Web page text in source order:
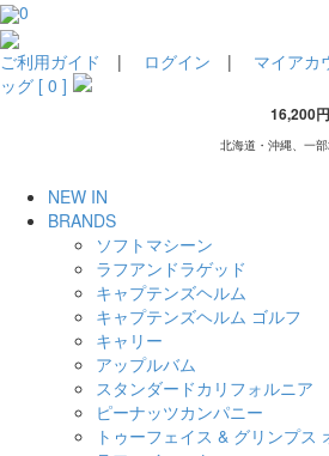
0
ご利用ガイド | ログイン | マイアカ
ッグ [ 0 ]
16,200
北海道・沖縄、一
NEW IN
BRANDS
ソフトマシーン
ラフアンドラゲッド
キャプテンズヘルム
キャプテンズヘルム ゴルフ
キャリー
アップルバム
スタンダードカリフォルニア
ピーナッツカンパニー
トゥーフェイス & グリンプス